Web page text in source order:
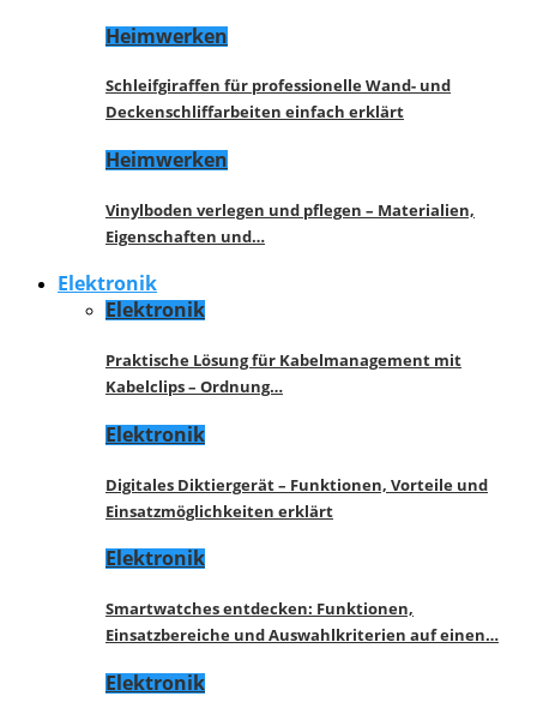
Heimwerken
Schleifgiraffen für professionelle Wand- und
Deckenschliffarbeiten einfach erklärt
Heimwerken
Vinylboden verlegen und pflegen – Materialien,
Eigenschaften und…
Elektronik
Elektronik
Praktische Lösung für Kabelmanagement mit
Kabelclips – Ordnung…
Elektronik
Digitales Diktiergerät – Funktionen, Vorteile und
Einsatzmöglichkeiten erklärt
Elektronik
Smartwatches entdecken: Funktionen,
Einsatzbereiche und Auswahlkriterien auf einen…
Elektronik